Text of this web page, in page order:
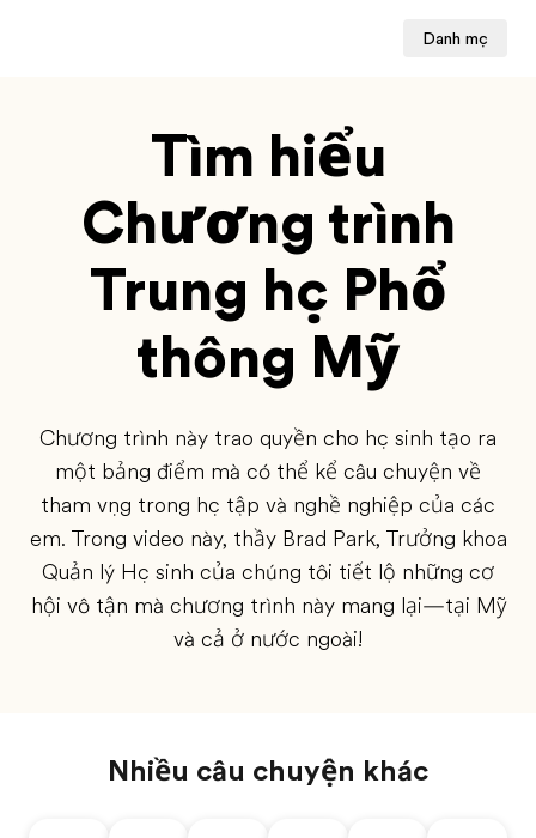
Danh mục
Tìm hiểu
Chương trình
Trung học Phổ
thông Mỹ
Chương trình này trao quyền cho học sinh tạo ra
một bảng điểm mà có thể kể câu chuyện về
tham vọng trong học tập và nghề nghiệp của các
em. Trong video này, thầy Brad Park, Trưởng khoa
Quản lý Học sinh của chúng tôi tiết lộ những cơ
hội vô tận mà chương trình này mang lại—tại Mỹ
và cả ở nước ngoài!
Nhiều câu chuyện khác